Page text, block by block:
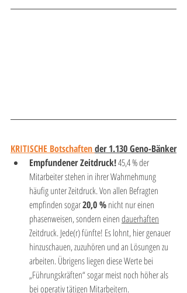
KRITISCHE Botschaften der 1.130 Geno-Bänker
Empfundener Zeitdruck! 45,4 % der
Mitarbeiter stehen in ihrer Wahrnehmung
häufig unter Zeitdruck. Von allen Befragten
empfinden sogar 20,0 % nicht nur einen
phasenweisen, sondern einen dauerhaften
Zeitdruck. Jede(r) fünfte! Es lohnt, hier genauer
hinzuschauen, zuzuhören und an Lösungen zu
arbeiten. Übrigens liegen diese Werte bei
„Führungskräften“ sogar meist noch höher als
bei operativ tätigen Mitarbeitern.